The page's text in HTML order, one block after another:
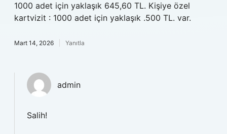
1000 adet için yaklaşık 645,60 TL. Kişiye özel
kartvizit : 1000 adet için yaklaşık .500 TL. var.
Mart 14, 2026 Yanıtla
admin
Salih!